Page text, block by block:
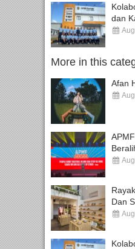
dan
More in this
Afan
Dan